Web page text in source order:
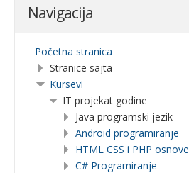
Navigacija
Početna stranica
Stranice sajta
Kursevi
IT projekat godine
Java programski jezik
Android programiranje
HTML CSS i PHP osnove
C# Programiranje